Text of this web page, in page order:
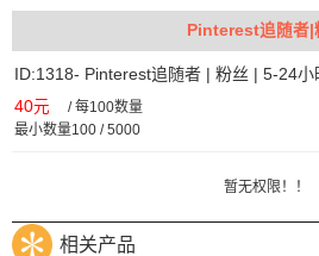
Pinterest追随者|
ID:1318- Pinterest追随者 | 粉丝 | 5-24小
40元 /每100数量
最小数量100 / 5000
暂无权限！！
相关产品